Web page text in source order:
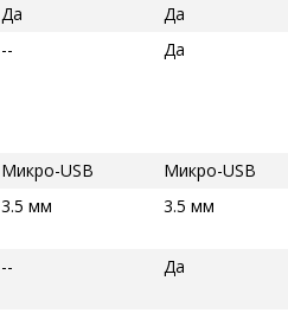
Да
Да
-- Да
Микро-USB
Микро-USB
3.5 мм 3.5 мм
-- Да